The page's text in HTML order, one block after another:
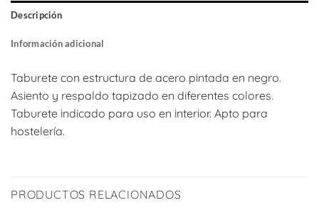
Descripción
Información adicional
Taburete con estructura de acero pintada en negro.
Asiento y respaldo tapizado en diferentes colores.
Taburete indicado para uso en interior. Apto para
hostelería.
PRODUCTOS RELACIONADOS